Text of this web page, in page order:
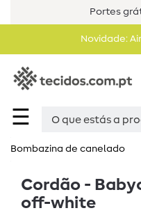
Portes
Novidade:
☰
Bombazina de canelado
Cordão -
off-white